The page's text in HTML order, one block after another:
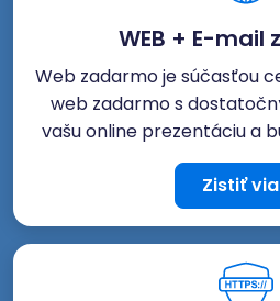
WEB + E-mail
Web zadarmo je súčasťou
web zadarmo s
vašu online prezentáciu a
Zistiť